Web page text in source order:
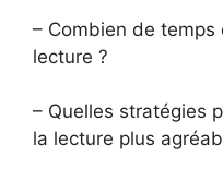
– Combien de
lecture ?
– Quelles stratégies
la lecture plus